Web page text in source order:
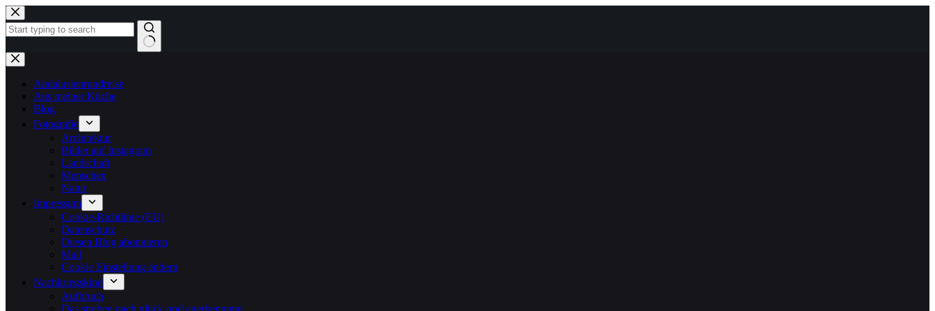
Zum
Inhalt
springen
Keine
Ergebnisse
Andalusienrundreise
Aus meiner Küche
Blog
Fotografie
Architektur
Bilder auf Instagram
Landschaft
Menschen
Natur
Impressum
Cookie-Richtlinie (EU)
Datenschutz
Diesen Blog abonnieren
Mail
Cookie Einstellung ändern
Nachkriegskind
Aufbruch
Das streben nach glück und anerkennung